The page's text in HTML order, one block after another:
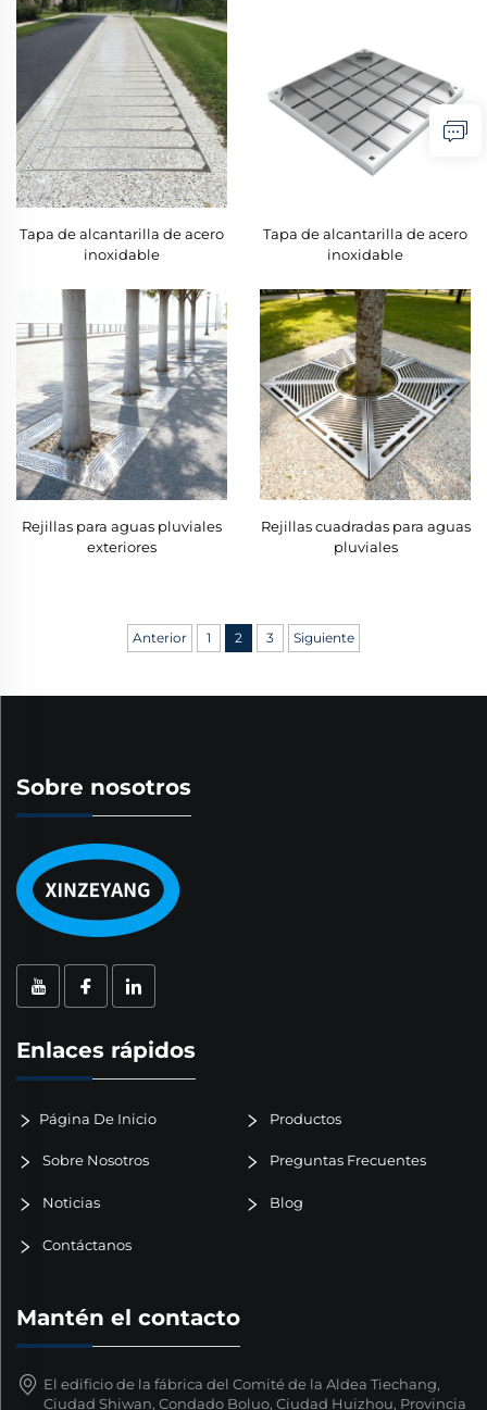
Tapa de alcantarilla de acero
inoxidable
Tapa de alcantarilla de acero
inoxidable
Rejillas para aguas pluviales
exteriores
Rejillas cuadradas para aguas
pluviales
Anterior 1 2 3 Siguiente
Sobre nosotros
Enlaces rápidos
Página De Inicio Productos
Sobre Nosotros Preguntas Frecuentes
Noticias Blog
Contáctanos
Mantén el contacto
El edificio de la fábrica del Comité de la Aldea Tiechang,
Ciudad Shiwan, Condado Boluo, Ciudad Huizhou, Provincia